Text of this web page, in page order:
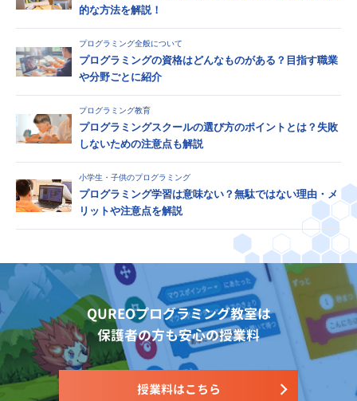
的な方法を解説！
プログラミング全般について
プログラミングの資格はどんなものがある？目指す職業
や分野ごとに紹介
プログラミング教育
プログラミングスクールの選び方のポイントとは？失敗
しないための注意点も解説
小学生・子供のプログラミング
プログラミング学習は意味ない？無駄ではない理由・メ
リットや注意点を解説
QUREOプログラミング教室は
保護者の方も安心の授業料
授業料はこちら